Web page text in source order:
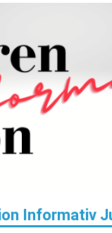
Informativ